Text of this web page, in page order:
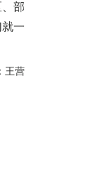
部
一
王营